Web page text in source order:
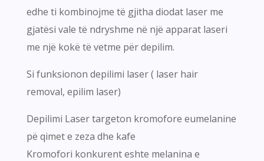
edhe ti kombinojme të gjitha diodat laser me
gjatësi vale të ndryshme në një apparat laseri
me një kokë të vetme për depilim.
Si funksionon depilimi laser ( laser hair
removal, epilim laser)
Depilimi Laser targeton kromofore eumelanine
pë qimet e zeza dhe kafe
Kromofori konkurent eshte melanina e